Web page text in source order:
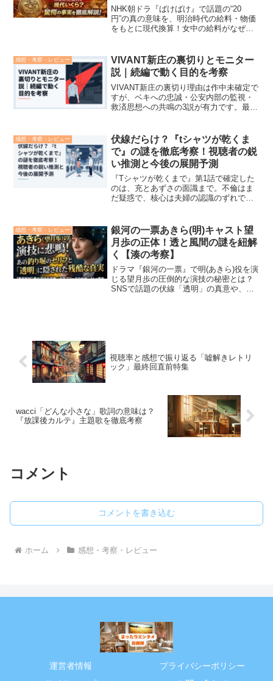
付き解説
NHK朝ドラ『ばけばけ』で話題の“20
円”の真の意味を、明治時代の給料・物価
をもとに現代換算！女中の給料がなぜ異
由に迫る。
感想・考察・レビュー
VIVANT新庄の裏切りとモニター
説｜続編で動く目的を考察
VIVANT新庄の裏切り理由は作中未確定で
すが、ベキへの忠誠・公安内部の監視・
救済思想への共鳴の3説が有力です。最終
ったと判明しました。しかも2026年7月
26日から...
感想・考察・レビュー
伏線だらけ？『tシャツが乾くま
で』の謎を徹底考察！視聴者の鋭
い推測と今後の展開予測
『Tシャツが乾くまで』第1話で確定した
のは、充とあずさの面識まで。不倫はま
だ疑惑で、核心は夫婦の認識のずれで
シェ。初回「秘密に気付くまで」に置か
れた伏線を、事実と考察に...
感想・考察・レビュー
銀河の一票あきら(明)キャスト望
月歩の正体！透と風間の謎を紐解
く【湊の考察】
ドラマ『銀河の一票』で明(あきら)役を演
じる望月歩の圧倒的な演技の秘密とは？
SNSで話題の伏線「透明」の真意や、AI
視聴率と感想で振り返る「嘘解きレトリ
ック」最終回直前特集
wacci「どんな小さな」歌詞の意味は？
『放課後カルテ』主題歌を徹底考察
コメント
コメントを書き込む
ホーム 感想・考察・レビュー
運営者情報
プライバシーポリシー